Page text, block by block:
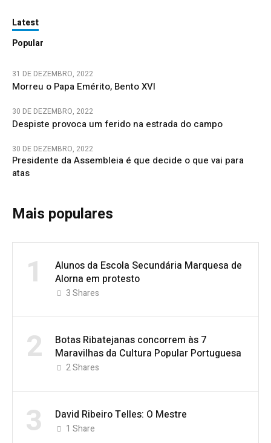
Latest
Popular
31 DE DEZEMBRO, 2022
Morreu o Papa Emérito, Bento XVI
30 DE DEZEMBRO, 2022
Despiste provoca um ferido na estrada do campo
30 DE DEZEMBRO, 2022
Presidente da Assembleia é que decide o que vai para
atas
Mais populares
1
Alunos da Escola Secundária Marquesa de
Alorna em protesto
3Shares
2
Botas Ribatejanas concorrem às 7
Maravilhas da Cultura Popular Portuguesa
2Shares
3 David Ribeiro Telles: O Mestre
1 Share